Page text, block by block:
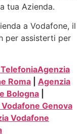
tua Azienda.
a Vodafone, il
per assisterti per
Agenzia
Roma
Agenzia
Bologna
Genova
Vodafone